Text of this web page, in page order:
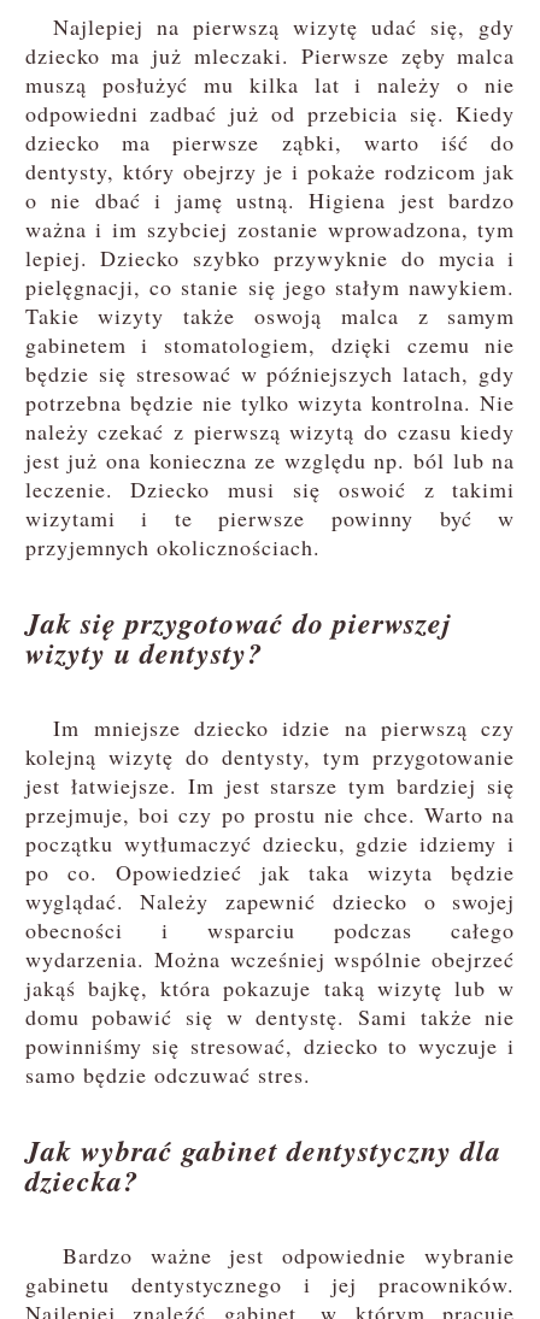
Najlepiej na pierwszą wizytę udać się, gdy
dziecko ma już mleczaki. Pierwsze zęby malca
muszą posłużyć mu kilka lat i należy o nie
odpowiedni zadbać już od przebicia się. Kiedy
dziecko ma pierwsze ząbki, warto iść do
dentysty, który obejrzy je i pokaże rodzicom jak
o nie dbać i jamę ustną. Higiena jest bardzo
ważna i im szybciej zostanie wprowadzona, tym
lepiej. Dziecko szybko przywyknie do mycia i
pielęgnacji, co stanie się jego stałym nawykiem.
Takie wizyty także oswoją malca z samym
gabinetem i stomatologiem, dzięki czemu nie
będzie się stresować w późniejszych latach, gdy
potrzebna będzie nie tylko wizyta kontrolna. Nie
należy czekać z pierwszą wizytą do czasu kiedy
jest już ona konieczna ze względu np. ból lub na
leczenie. Dziecko musi się oswoić z takimi
wizytami i te pierwsze powinny być w
przyjemnych okolicznościach.
Jak się przygotować do pierwszej
wizyty u dentysty?
Im mniejsze dziecko idzie na pierwszą czy
kolejną wizytę do dentysty, tym przygotowanie
jest łatwiejsze. Im jest starsze tym bardziej się
przejmuje, boi czy po prostu nie chce. Warto na
początku wytłumaczyć dziecku, gdzie idziemy i
po co. Opowiedzieć jak taka wizyta będzie
wyglądać. Należy zapewnić dziecko o swojej
obecności i wsparciu podczas całego
wydarzenia. Można wcześniej wspólnie obejrzeć
jakąś bajkę, która pokazuje taką wizytę lub w
domu pobawić się w dentystę. Sami także nie
powinniśmy się stresować, dziecko to wyczuje i
samo będzie odczuwać stres.
Jak wybrać gabinet dentystyczny dla
dziecka?
Bardzo ważne jest odpowiednie wybranie
gabinetu dentystycznego i jej pracowników.
Najlepiej znaleźć gabinet, w którym pracuje